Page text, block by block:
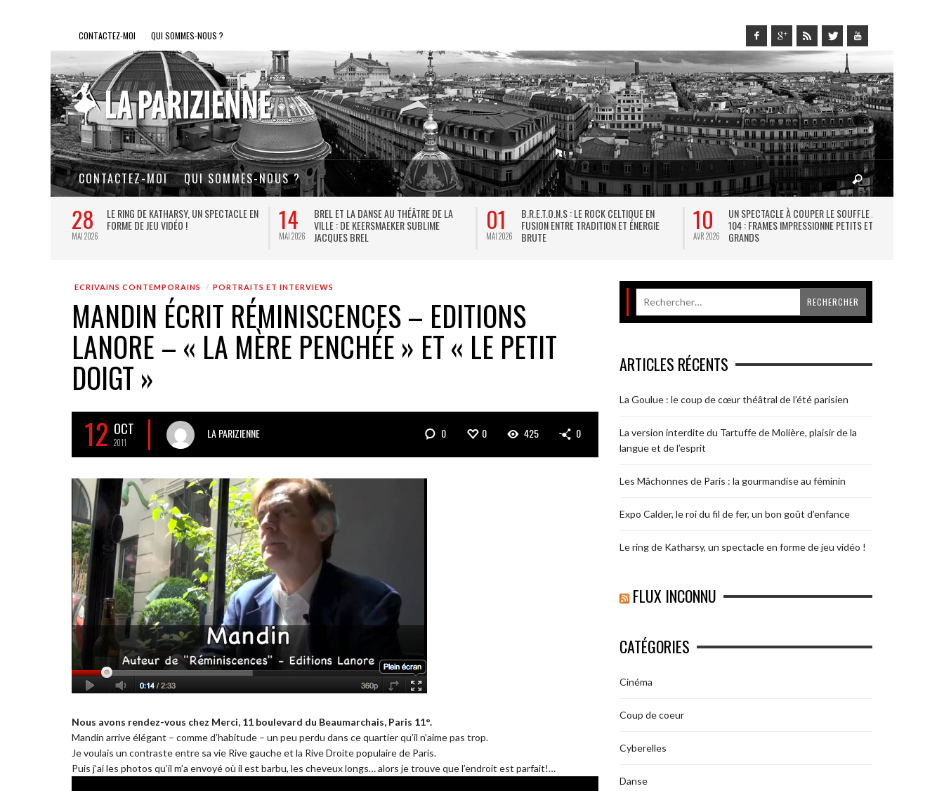
CONTACTEZ-MOI QUI SOMMES-NOUS ?
CONTACTEZ-MOI QUI SOMMES-NOUS ?
28
MAI 2026
LE RING DE KATHARSY, UN SPECTACLE EN
FORME DE JEU VIDÉO !
14
MAI 2026
BREL ET LA DANSE AU THÉÂTRE DE LA
VILLE : DE KEERSMAEKER SUBLIME
JACQUES BREL
01
MAI 2026
B.R.E.T.O.N.S : LE ROCK CELTIQUE EN
FUSION ENTRE TRADITION ET ÉNERGIE
BRUTE
10
AVR 2026
UN SPECTACLE À COUPER LE SOUFFLE AU
104 : FRAMES IMPRESSIONNE PETITS ET
GRANDS
ECRIVAINS CONTEMPORAINS PORTRAITS ET INTERVIEWS
MANDIN ÉCRIT RÉMINISCENCES – EDITIONS
LANORE – « LA MÈRE PENCHÉE » ET « LE PETIT
DOIGT »
12 OCT
2011
LA PARIZIENNE 0 0 425 0
Nous avons rendez-vous chez Merci, 11 boulevard du Beaumarchais, Paris 11°.
Mandin arrive élégant – comme d’habitude – un peu perdu dans ce quartier qu’il n’aime pas trop.
Je voulais un contraste entre sa vie Rive gauche et la Rive Droite populaire de Paris.
Puis j’ai les photos qu’il m’a envoyé où il est barbu, les cheveux longs… alors je trouve que l’endroit est parfait!…
ARTICLES RÉCENTS
La Goulue : le coup de cœur théâtral de l’été parisien
La version interdite du Tartuffe de Molière, plaisir de la
langue et de l’esprit
Les Mâchonnes de Paris : la gourmandise au féminin
Expo Calder, le roi du fil de fer, un bon goût d’enfance
Le ring de Katharsy, un spectacle en forme de jeu vidéo !
FLUX INCONNU
CATÉGORIES
Cinéma
Coup de coeur
Cyberelles
Danse